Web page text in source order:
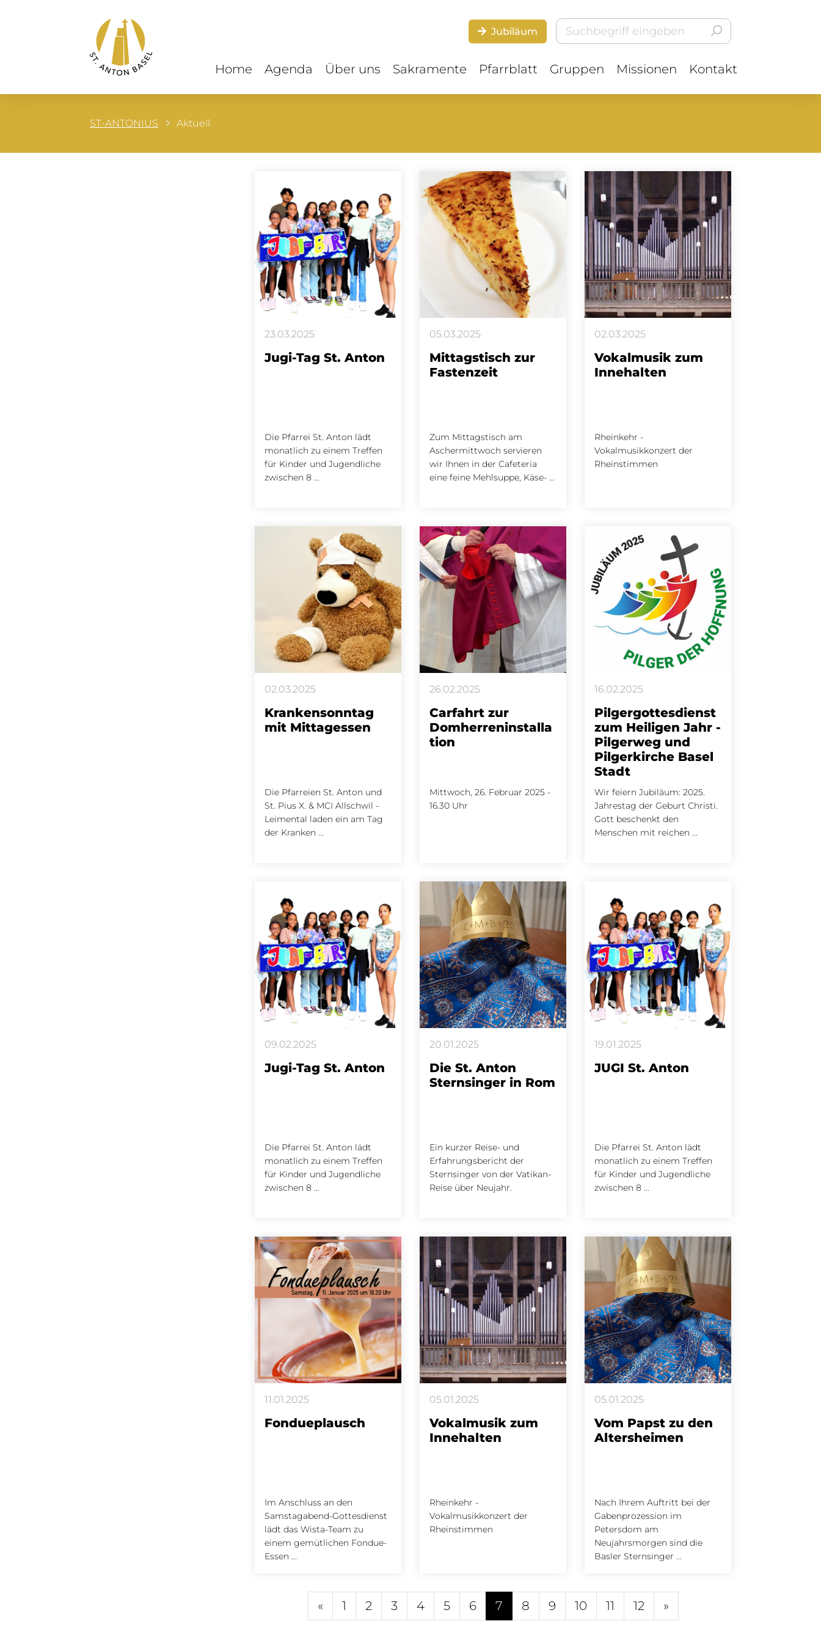
Jubiläum
Home Agenda Über uns Sakramente Pfarrblatt Gruppen Missionen Kontakt
ST-ANTONIUS Aktuell
23.03.2025
Jugi-Tag St. Anton
Die Pfarrei St. Anton lädt
monatlich zu einem Treffen
für Kinder und Jugendliche
zwischen 8 ...
05.03.2025
Mittagstisch zur
Fastenzeit
Zum Mittagstisch am
Aschermittwoch servieren
wir Ihnen in der Cafeteria
eine feine Mehlsuppe, Käse- ...
02.03.2025
Vokalmusik zum
Innehalten
Rheinkehr -
Vokalmusikkonzert der
Rheinstimmen
02.03.2025
Krankensonntag
mit Mittagessen
Die Pfarreien St. Anton und
St. Pius X. & MCI Allschwil -
Leimental laden ein am Tag
der Kranken ...
26.02.2025
Carfahrt zur
Domherreninstalla
tion
Mittwoch, 26. Februar 2025 -
16.30 Uhr
16.02.2025
Pilgergottesdienst
zum Heiligen Jahr -
Pilgerweg und
Pilgerkirche Basel
Stadt
Wir feiern Jubiläum: 2025.
Jahrestag der Geburt Christi.
Gott beschenkt den
Menschen mit reichen ...
09.02.2025
Jugi-Tag St. Anton
Die Pfarrei St. Anton lädt
monatlich zu einem Treffen
für Kinder und Jugendliche
zwischen 8 ...
20.01.2025
Die St. Anton
Sternsinger in Rom
Ein kurzer Reise- und
Erfahrungsbericht der
Sternsinger von der Vatikan-
Reise über Neujahr.
19.01.2025
JUGI St. Anton
Die Pfarrei St. Anton lädt
monatlich zu einem Treffen
für Kinder und Jugendliche
zwischen 8 ...
11.01.2025
Fondueplausch
Im Anschluss an den
Samstagabend-Gottesdienst
lädt das Wista-Team zu
einem gemütlichen Fondue-
Essen ...
05.01.2025
Vokalmusik zum
Innehalten
Rheinkehr -
Vokalmusikkonzert der
Rheinstimmen
05.01.2025
Vom Papst zu den
Altersheimen
Nach Ihrem Auftritt bei der
Gabenprozession im
Petersdom am
Neujahrsmorgen sind die
Basler Sternsinger ...
« 1 2 3 4 5 6 7 8 9 10 11 12 »